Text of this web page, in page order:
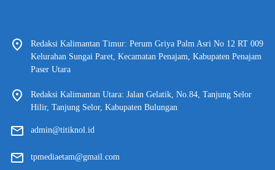
Redaksi Kalimantan Timur: Perum Griya Palm Asri No 12 RT 009
Kelurahan Sungai Paret, Kecamatan Penajam, Kabupaten Penajam
Paser Utara
Redaksi Kalimantan Utara: Jalan Gelatik, No.84, Tanjung Selor
Hilir, Tanjung Selor, Kabupaten Bulungan
admin@titiknol.id
tpmediaetam@gmail.com